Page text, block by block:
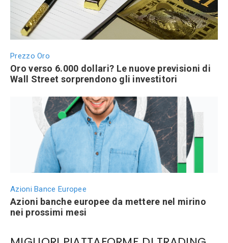
Prezzo Oro
Oro verso 6.000 dollari? Le nuove previsioni di
Wall Street sorprendono gli investitori
Azioni Bance Europee
Azioni banche europee da mettere nel mirino
nei prossimi mesi